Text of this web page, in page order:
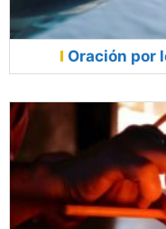
Oración por